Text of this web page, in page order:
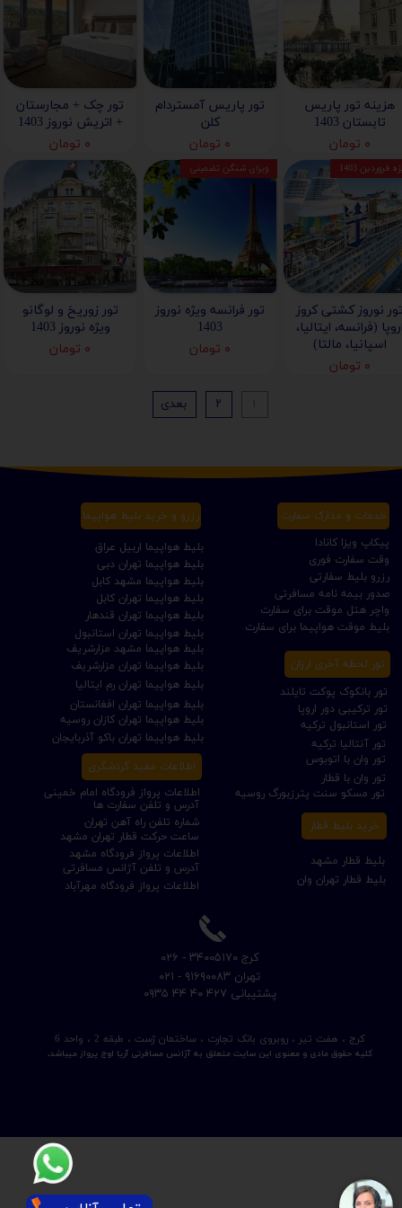
هزینه تور پاریس
تابستان 1403
۰ تومان
تور پاریس آمستردام
کلن
۰ تومان
تور چک + مجارستان
+ اتریش نوروز 1403
۰ تومان
نوروز کشتی کروز
(فرانسه، ایتالیا،
اسپانیا، مالتا)
۰ تومان
فروردین 1403
تور فرانسه ویژه نوروز
1403
۰ تومان
ویزای شنگن تضمینی
تور زوریخ و لوگانو
ویژه نوروز 1403
۰ تومان
۲ بعدی
کلیه حقوق مادی و معنوی این سایت متعلق به آژانس مسافرتی آریا اوج پرواز میباشد.
​تهران ۹۱۶۹۰۰۸۳ - ۰۲۱
کرج ، هفت تیر ، روبروی بانک تجارت ، ساختمان ژست ، طبقه 2 ، واحد 6
​کرج ۳۴۰۰۵۱۷۰ - ۰۲۶
​پشتیبانی ۴۲۷ ۴۰ ۴۴ ۰۹۳۵
تور ترکیبی دور اروپا
رزرو بلیط سفارتی
پیکاپ ویزا کانادا
بلیط هواپیما تهران کابل
بلیط هواپیما تهران مزارشریف
بلیط هواپیما مشهد کابل
بلیط هواپیما تهران قندهار
بلیط هواپیما تهران افغانستان
بلیط هواپیما مشهد مزارشریف
بلیط قطار تهران وان
بلیط قطار مشهد
بلیط موقت هواپیما برای سفارت
واچر هتل موقت برای سفارت
بلیط هواپیما تهران رم ایتالیا
اطلاعات پرواز فرودگاه امام خمینی
بلیط هواپیما تهران دبی
بلیط هواپیما تهران باکو آذربایجان
بلیط هواپیما تهران استانبول
بلیط هواپیما تهران کازان روسیه
بلیط هواپیما اربیل عراق
صدور بیمه نامه مسافرتی
تور آنتالیا ترکیه
تور استانبول ترکیه
تور مسکو سنت پترزبورگ روسیه
تور وان با قطار
تور بانکوک پوکت تایلند
تور وان با اتوبوس
ساعت حرکت قطار تهران مشهد
خرید بلیط قطار
خدمات و مدارک سفارت رزرو و خرید بلیط هواپیما
تور لحظه آخری ارزان
شماره تلفن راه آهن تهران
وقت سفارت فوری
اطلاعات پرواز فرودگاه مهرآباد
اطلاعات پرواز فرودگاه مشهد
آدرس و تلفن سفارت ها
آدرس و تلفن آژانس مسافرتی
اطلاعات مفید گردشگری